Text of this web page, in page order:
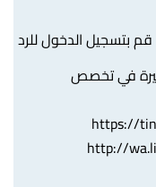
قم بتسجيل الدخول للرد
في تخصص
https://
http://